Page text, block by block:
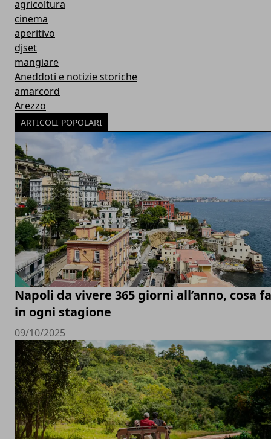
agricoltura
cinema
aperitivo
djset
mangiare
Aneddoti e notizie storiche
amarcord
Arezzo
ARTICOLI POPOLARI
Napoli da vivere 365 giorni all’anno, cosa
in ogni stagione
09/10/2025